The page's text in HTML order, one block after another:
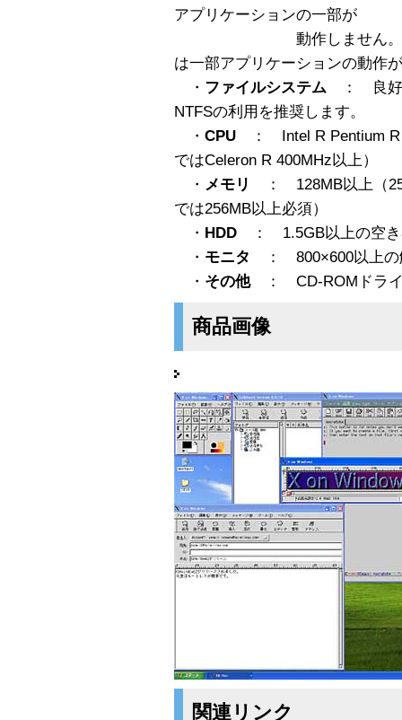
アプリケーションの一部が
動作しません。また、
は一部アプリケーションの動作
・ ファイルシステム ： 良好
NTFSの利用を推奨します。
・ CPU ： Intel R Pentium R
ではCeleron R 400MHz以上）
・ メモリ
： 128MB以上（
では256MB以上必須）
・ HDD ： 1.5GB以上の空き
・ モニタ
： 800×600以上の
・ その他： CD-ROMドライ
商品画像
関連リンク